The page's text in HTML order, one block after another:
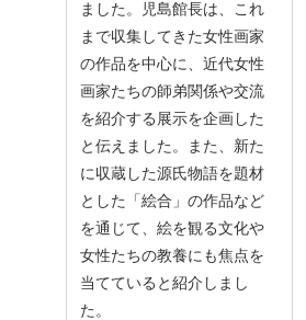
ました。児島館長は、これ
まで収集してきた女性画家
の作品を中心に、近代女性
画家たちの師弟関係や交流
を紹介する展示を企画した
と伝えました。また、新た
に収蔵した源氏物語を題材
とした「絵合」の作品など
を通じて、絵を観る文化や
女性たちの教養にも焦点を
当てていると紹介しまし
た。